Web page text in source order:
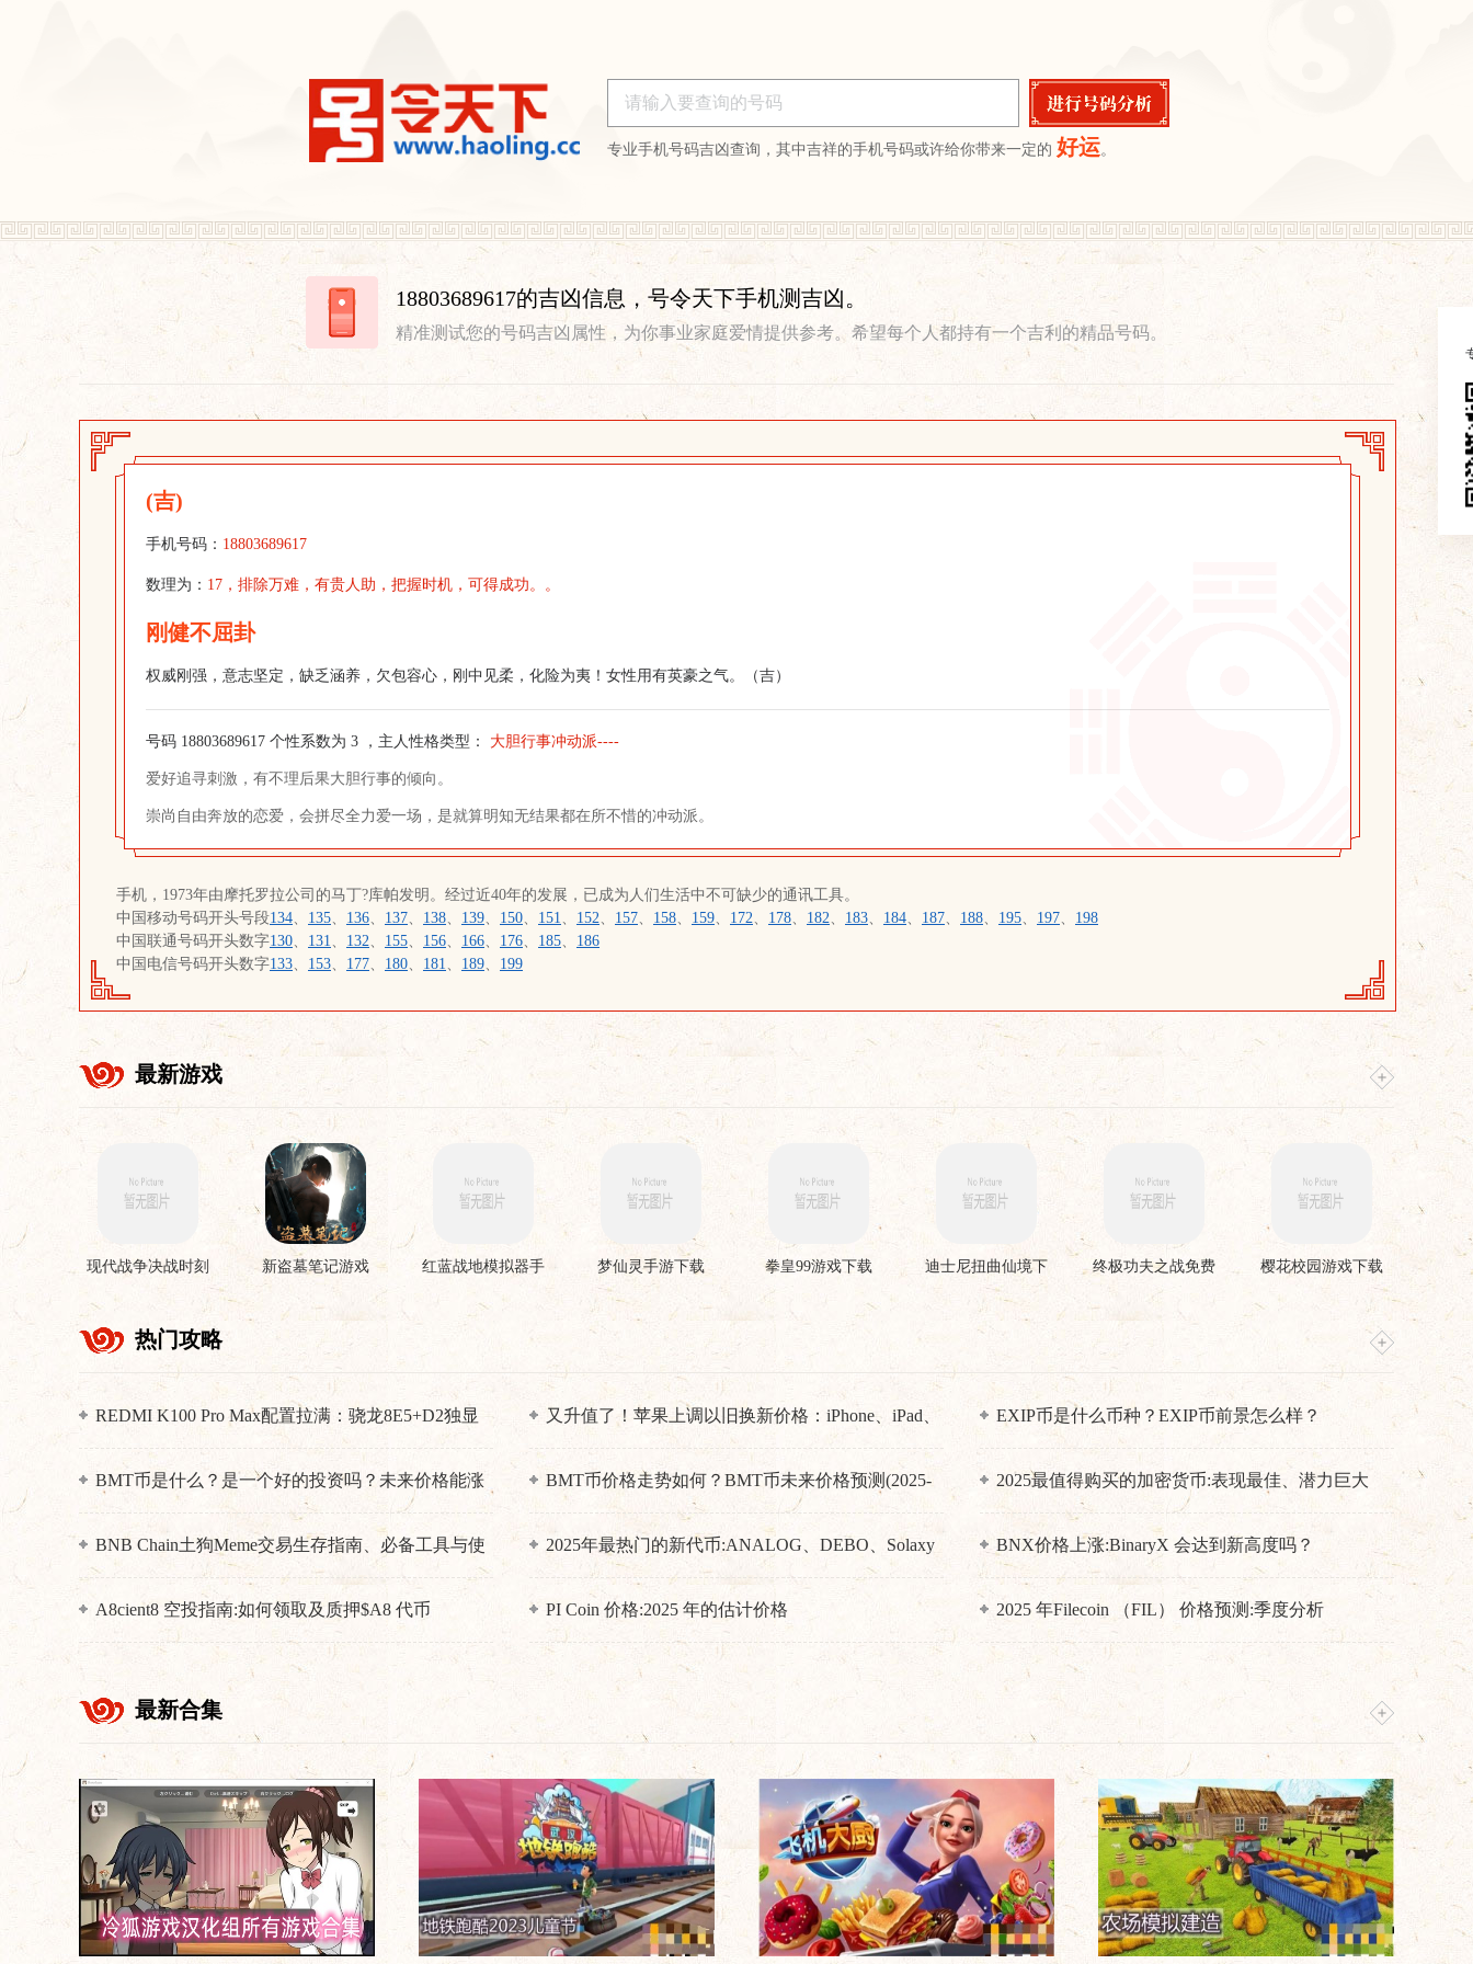
专业手机号码吉凶查询，其中吉祥的手机号码或许给你带来一定的 好运。
18803689617的吉凶信息，号令天下手机测吉凶。
精准测试您的号码吉凶属性，为你事业家庭爱情提供参考。希望每个人都持有一个吉利的精品号码。
(吉)
手机号码： 18803689617
数理为： 17，排除万难，有贵人助，把握时机，可得成功。。
刚健不屈卦
权威刚强，意志坚定，缺乏涵养，欠包容心，刚中见柔，化险为夷！女性用有英豪之气。（吉）
号码 18803689617 个性系数为 3 ，主人性格类型： 大胆行事冲动派----
爱好追寻刺激，有不理后果大胆行事的倾向。
崇尚自由奔放的恋爱，会拼尽全力爱一场，是就算明知无结果都在所不惜的冲动派。
手机，1973年由摩托罗拉公司的马丁?库帕发明。经过近40年的发展，已成为人们生活中不可缺少的通讯工具。
中国移动号码开头号段134、 135、 136、 137、 138、 139、 150、 151、 152、 157、 158、 159、 172、 178、 182、 183、 184、 187、 188、 195、 197、 198
中国联通号码开头数字130、 131、 132、 155、 156、 166、 176、 185、 186
中国电信号码开头数字133、 153、 177、 180、 181、 189、 199
最新游戏
现代战争决战时刻
新盗墓笔记游戏
红蓝战地模拟器手
梦仙灵手游下载 拳皇99游戏下载
迪士尼扭曲仙境下
载安装
终极功夫之战免费
樱花校园游戏下载
热门攻略
REDMI K100 Pro Max配置拉满：骁龙8E5+D2独显
又升值了！苹果上调以旧换新价格：iPhone、iPad、
EXIP币是什么币种？EXIP币前景怎么样？
BMT币是什么？是一个好的投资吗？未来价格能涨
到多少？
BMT币价格走势如何？BMT币未来价格预测(2025-
2036)
2025最值得购买的加密货币:表现最佳、潜力巨大
BNB Chain土狗Meme交易生存指南、必备工具与使
用技巧
2025年最热门的新代币:ANALOG、DEBO、Solaxy
BNX价格上涨:BinaryX 会达到新高度吗？
A8cient8 空投指南:如何领取及质押$A8 代币 PI Coin 价格:2025 年的估计价格 2025 年Filecoin （FIL） 价格预测:季度分析
最新合集